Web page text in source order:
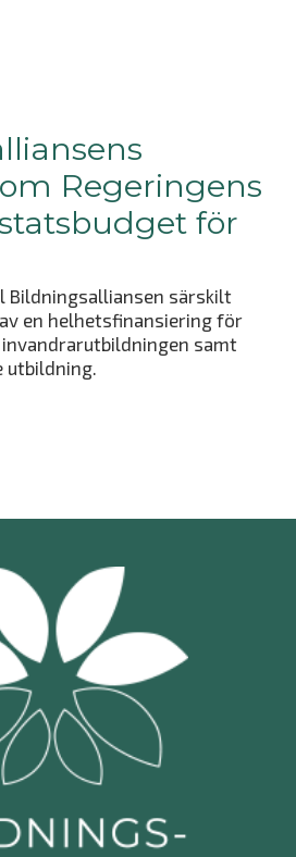
Regeringens
för
Bildningsalliansen särskilt
en helhetsfinansiering för
samt